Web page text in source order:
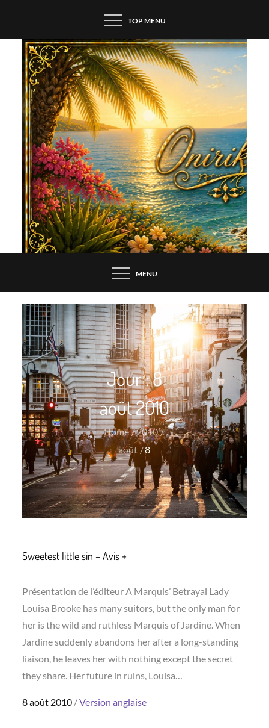
content
TOP MENU
MENU
Jour :8
août 2010
Home
2010
août
8
Sweetest little sin – Avis +
Présentation de l’éditeur A Marquis’ Betrayal Lady
Louisa Brooke has many suitors, but the only man for
her is the wild and ruthless Marquis of Jardine. When
Jardine suddenly abandons her after a long-standing
liaison, he leaves her with nothing except the secret
they share. Her future in ruins, Louisa…
Posted
8 août 2010 Version anglaise